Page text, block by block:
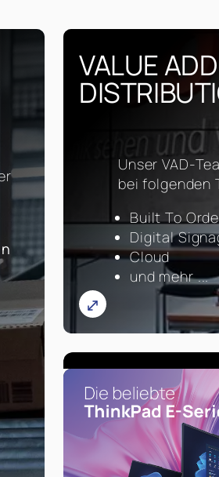
VALUE
Unser VAD-
bei folgenden
Built To
Digital
Cloud
und mehr ...
Mehr Infos